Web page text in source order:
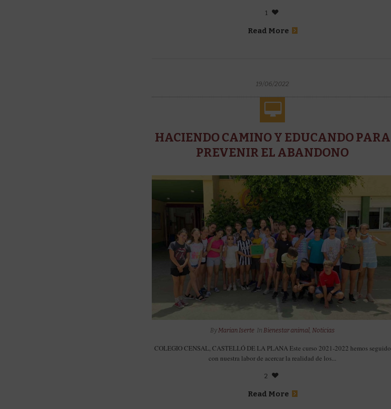
1
Read More
19/06/2022
HACIENDO CAMINO Y EDUCANDO PARA
PREVENIR EL ABANDONO
ByMarian Iserte InBienestar animal,Noticias
COLEGIO CENSAL, CASTELLÓ DE LA PLANA Este curso 2021-2022 hemos seguido
con nuestra labor de acercar la realidad de los...
2
Read More